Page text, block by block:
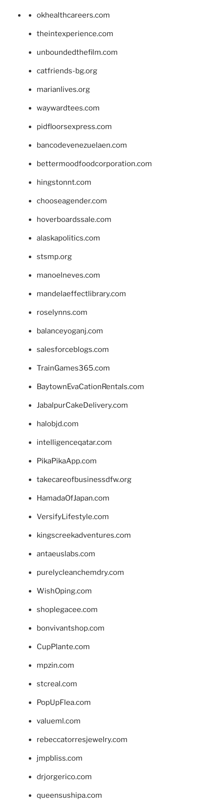
okhealthcareers.com
theintexperience.com
unboundedthefilm.com
catfriends-bg.org
marianlives.org
waywardtees.com
pidfloorsexpress.com
bancodevenezuelaen.com
bettermoodfoodcorporation.com
hingstonnt.com
chooseagender.com
hoverboardssale.com
alaskapolitics.com
stsmp.org
manoelneves.com
mandelaeffectlibrary.com
roselynns.com
balanceyoganj.com
salesforceblogs.com
TrainGames365.com
BaytownEvaCationRentals.com
JabalpurCakeDelivery.com
halobjd.com
intelligenceqatar.com
PikaPikaApp.com
takecareofbusinessdfw.org
HamadaOfJapan.com
VersifyLifestyle.com
kingscreekadventures.com
antaeuslabs.com
purelycleanchemdry.com
WishOping.com
shoplegacee.com
bonvivantshop.com
CupPlante.com
mpzin.com
stcreal.com
PopUpFlea.com
valueml.com
rebeccatorresjewelry.com
jmpbliss.com
drjorgerico.com
queensushipa.com